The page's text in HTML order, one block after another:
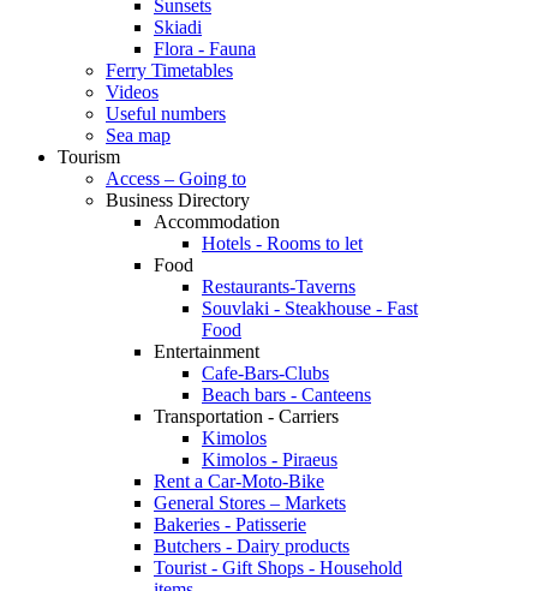
Sunsets
Skiadi
Flora - Fauna
Ferry Timetables
Videos
Useful numbers
Sea map
Tourism
Access – Going to
Business Directory
Accommodation
Hotels - Rooms to let
Food
Restaurants-Taverns
Souvlaki - Steakhouse - Fast
Food
Entertainment
Cafe-Bars-Clubs
Beach bars - Canteens
Transportation - Carriers
Kimolos
Kimolos - Piraeus
Rent a Car-Moto-Bike
General Stores – Markets
Bakeries - Patisserie
Butchers - Dairy products
Tourist - Gift Shops - Household